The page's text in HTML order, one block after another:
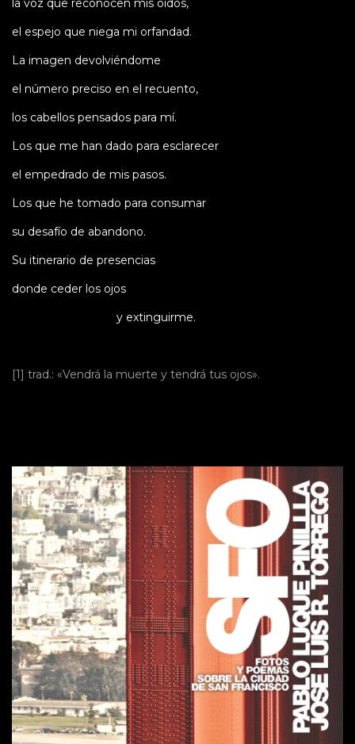
la voz que reconocen mis oídos,
el espejo que niega mi orfandad.
La imagen devolviéndome
el número preciso en el recuento,
los cabellos pensados para mí.
Los que me han dado para esclarecer
el empedrado de mis pasos.
Los que he tomado para consumar
su desafío de abandono.
Su itinerario de presencias
donde ceder los ojos
y extinguirme.
[1] trad.: «Vendrá la muerte y tendrá tus ojos».